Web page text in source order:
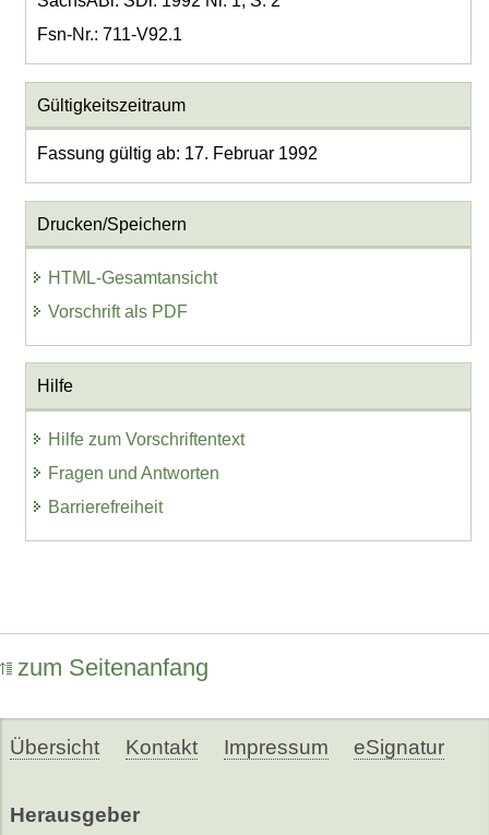
Fsn-Nr.: 711-V92.1
Gültigkeitszeitraum
Fassung gültig ab: 17. Februar 1992
Drucken/Speichern
HTML-Gesamtansicht
Vorschrift als PDF
Hilfe
Hilfe zum Vorschriftentext
Fragen und Antworten
Barrierefreiheit
zum Seitenanfang
Übersicht Kontakt Impressum eSignatur
Herausgeber